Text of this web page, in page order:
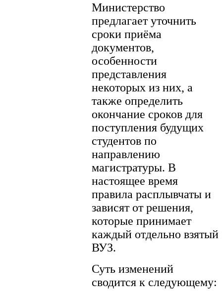
Министерство
предлагает уточнить
сроки приёма
документов,
особенности
представления
некоторых из них, а
также определить
окончание сроков для
поступления будущих
студентов по
направлению
магистратуры. В
настоящее время
правила расплывчаты и
зависят от решения,
которые принимает
каждый отдельно взятый
ВУЗ.
Суть изменений
сводится к следующему: